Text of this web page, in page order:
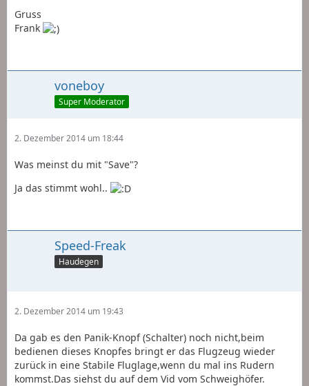
Gruss
Frank
voneboy
Super Moderator
2. Dezember 2014 um 18:44
Was meinst du mit "Save"?
Ja das stimmt wohl..
Speed-Freak
Haudegen
2. Dezember 2014 um 19:43
Da gab es den Panik-Knopf (Schalter) noch nicht,beim
bedienen dieses Knopfes bringt er das Flugzeug wieder
zurück in eine Stabile Fluglage,wenn du mal ins Rudern
kommst.Das siehst du auf dem Vid vom Schweighöfer.